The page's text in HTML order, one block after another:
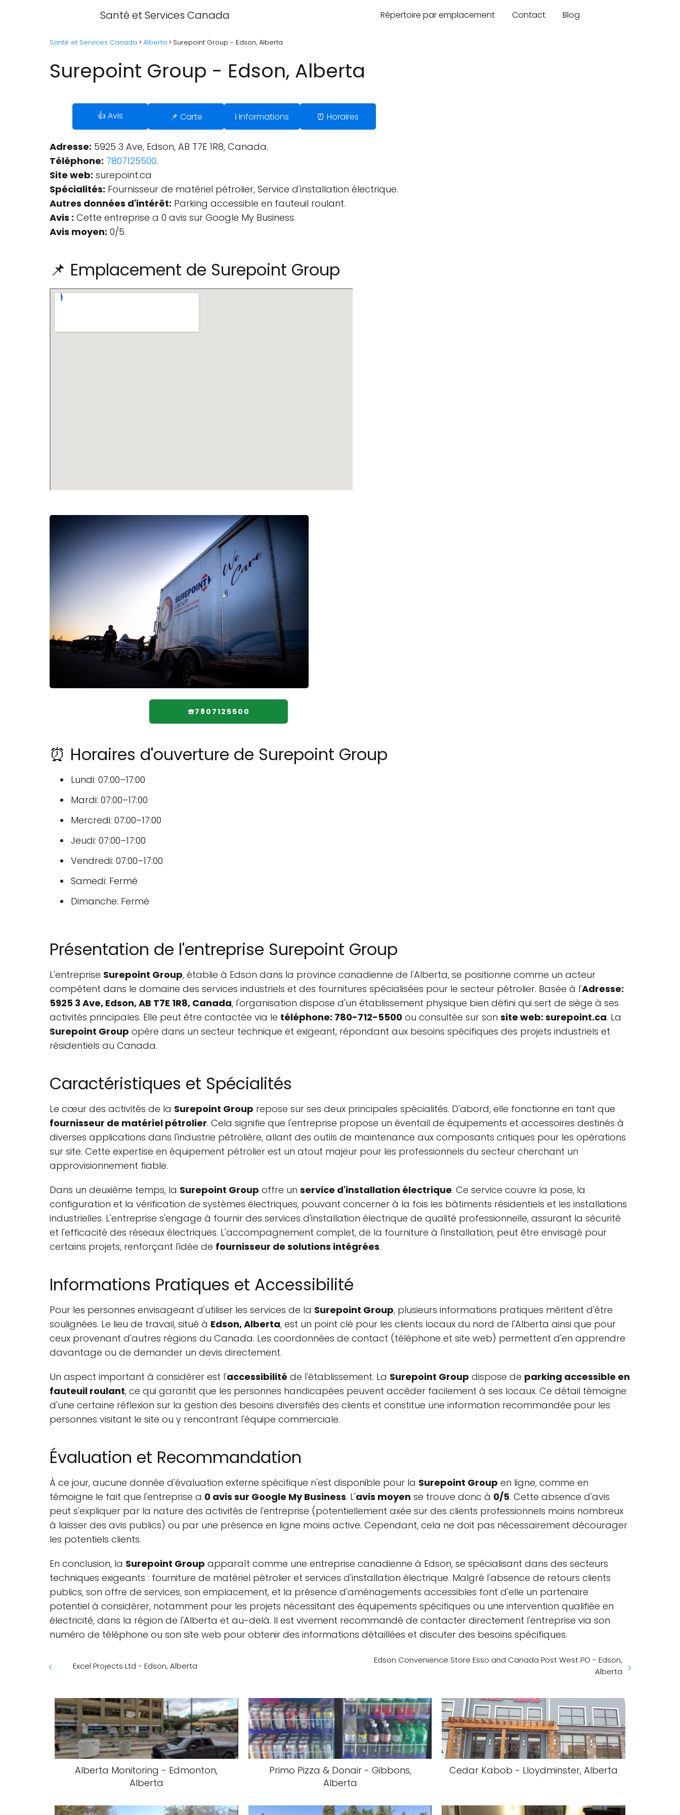
Santé et Services Canada Répertoire par emplacement Contact Blog
Santé et Services Canada Alberta Surepoint Group - Edson, Alberta
Surepoint Group - Edson, Alberta
👍 Avis 📌 Carte ℹ️ Informations ⏰ Horaires
Adresse: 5925 3 Ave, Edson, AB T7E 1R8, Canada.
Téléphone: 7807125500.
Site web: surepoint.ca
Spécialités: Fournisseur de matériel pétrolier, Service d'installation électrique.
Autres données d'intérêt: Parking accessible en fauteuil roulant.
Avis : Cette entreprise a 0 avis sur Google My Business.
Avis moyen: 0/5.
📌 Emplacement de Surepoint Group
☎️7807125500
⏰ Horaires d'ouverture de Surepoint Group
Lundi: 07:00–17:00
Mardi: 07:00–17:00
Mercredi: 07:00–17:00
Jeudi: 07:00–17:00
Vendredi: 07:00–17:00
Samedi: Fermé
Dimanche: Fermé
Présentation de l'entreprise Surepoint Group
L'entreprise Surepoint Group, établie à Edson dans la province canadienne de l'Alberta, se positionne comme un acteur
compétent dans le domaine des services industriels et des fournitures spécialisées pour le secteur pétrolier. Basée à l'Adresse:
5925 3 Ave, Edson, AB T7E 1R8, Canada, l'organisation dispose d'un établissement physique bien défini qui sert de siège à ses
activités principales. Elle peut être contactée via le téléphone: 780-712-5500 ou consultée sur son site web: surepoint.ca. La
Surepoint Group opère dans un secteur technique et exigeant, répondant aux besoins spécifiques des projets industriels et
résidentiels au Canada.
Caractéristiques et Spécialités
Le cœur des activités de la Surepoint Group repose sur ses deux principales spécialités. D'abord, elle fonctionne en tant que
fournisseur de matériel pétrolier. Cela signifie que l'entreprise propose un éventail de équipements et accessoires destinés à
diverses applications dans l'industrie pétrolière, allant des outils de maintenance aux composants critiques pour les opérations
sur site. Cette expertise en équipement pétrolier est un atout majeur pour les professionnels du secteur cherchant un
approvisionnement fiable.
Dans un deuxième temps, la Surepoint Group offre un service d'installation électrique. Ce service couvre la pose, la
configuration et la vérification de systèmes électriques, pouvant concerner à la fois les bâtiments résidentiels et les installations
industrielles. L'entreprise s'engage à fournir des services d'installation électrique de qualité professionnelle, assurant la sécurité
et l'efficacité des réseaux électriques. L'accompagnement complet, de la fourniture à l'installation, peut être envisagé pour
certains projets, renforçant l'idée de fournisseur de solutions intégrées.
Informations Pratiques et Accessibilité
Pour les personnes envisageant d'utiliser les services de la Surepoint Group, plusieurs informations pratiques méritent d'être
soulignées. Le lieu de travail, situé à Edson, Alberta, est un point clé pour les clients locaux du nord de l'Alberta ainsi que pour
ceux provenant d'autres régions du Canada. Les coordonnées de contact (téléphone et site web) permettent d'en apprendre
davantage ou de demander un devis directement.
Un aspect important à considérer est l'accessibilité de l'établissement. La Surepoint Group dispose de parking accessible en
fauteuil roulant, ce qui garantit que les personnes handicapées peuvent accéder facilement à ses locaux. Ce détail témoigne
d'une certaine réflexion sur la gestion des besoins diversifiés des clients et constitue une information recommandée pour les
personnes visitant le site ou y rencontrant l'équipe commerciale.
Évaluation et Recommandation
À ce jour, aucune donnée d'évaluation externe spécifique n'est disponible pour la Surepoint Group en ligne, comme en
témoigne le fait que l'entreprise a 0 avis sur Google My Business. L'avis moyen se trouve donc à 0/5. Cette absence d'avis
peut s'expliquer par la nature des activités de l'entreprise (potentiellement axée sur des clients professionnels moins nombreux
à laisser des avis publics) ou par une présence en ligne moins active. Cependant, cela ne doit pas nécessairement décourager
les potentiels clients.
En conclusion, la Surepoint Group apparaît comme une entreprise canadienne à Edson, se spécialisant dans des secteurs
techniques exigeants : fourniture de matériel pétrolier et services d'installation électrique. Malgré l'absence de retours clients
publics, son offre de services, son emplacement, et la présence d'aménagements accessibles font d'elle un partenaire
potentiel à considérer, notamment pour les projets nécessitant des équipements spécifiques ou une intervention qualifiée en
électricité, dans la région de l'Alberta et au-delà. Il est vivement recommandé de contacter directement l'entreprise via son
numéro de téléphone ou son site web pour obtenir des informations détaillées et discuter des besoins spécifiques.
Excel Projects Ltd - Edson, Alberta
Edson Convenience Store Esso and Canada Post West PO - Edson,
Alberta
Alberta Monitoring - Edmonton,
Alberta
Primo Pizza & Donair - Gibbons,
Alberta
Cedar Kabob - Lloydminster, Alberta